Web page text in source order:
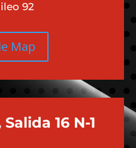
92
Map
16 N-1